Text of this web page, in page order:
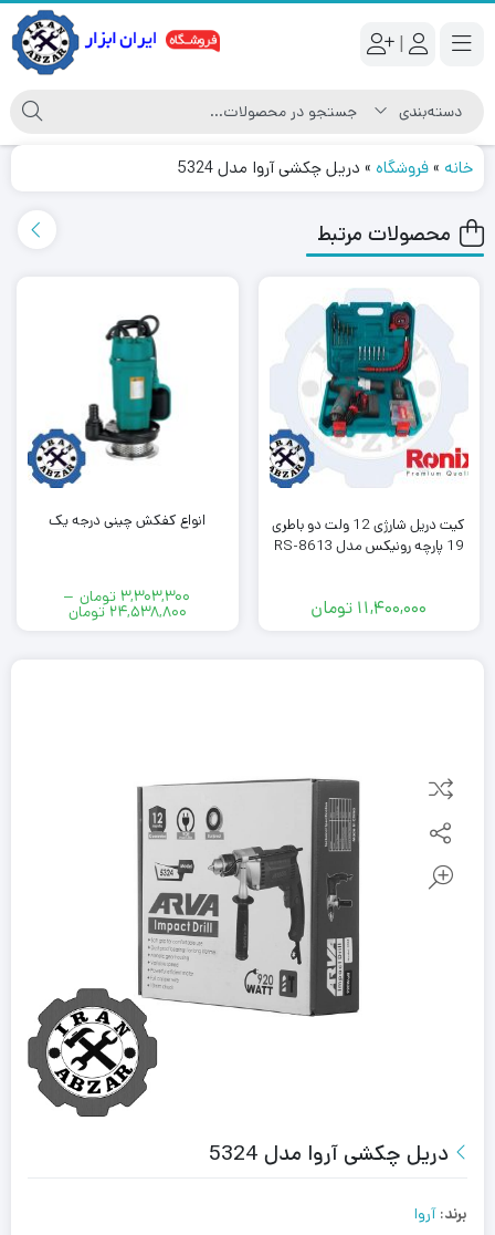
|
خانه »فروشگاه » دریل چکشی آروا مدل 5324
محصولات مرتبط
کیت دریل شارژی 12 ولت دو باطری
19 پارچه رونیکس مدل RS-8613
11,400,000 تومان
انواع کفکش چینی درجه یک
3,303,300 تومان –
24,538,800 تومان
Price
دریل چکشی آروا مدل 5324
برند: آروا